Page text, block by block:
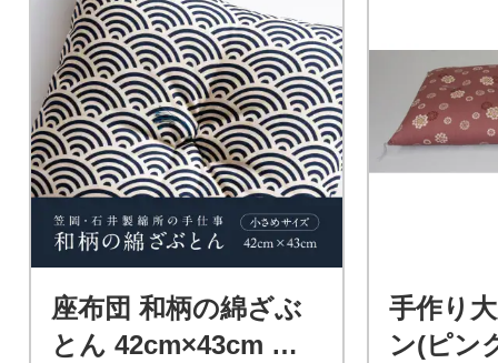
座布団 和柄の綿ざぶ
とん 42cm×43cm 国
手作り
ン(ピン